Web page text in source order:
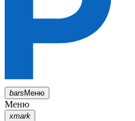
barsМеню
Меню
xmark